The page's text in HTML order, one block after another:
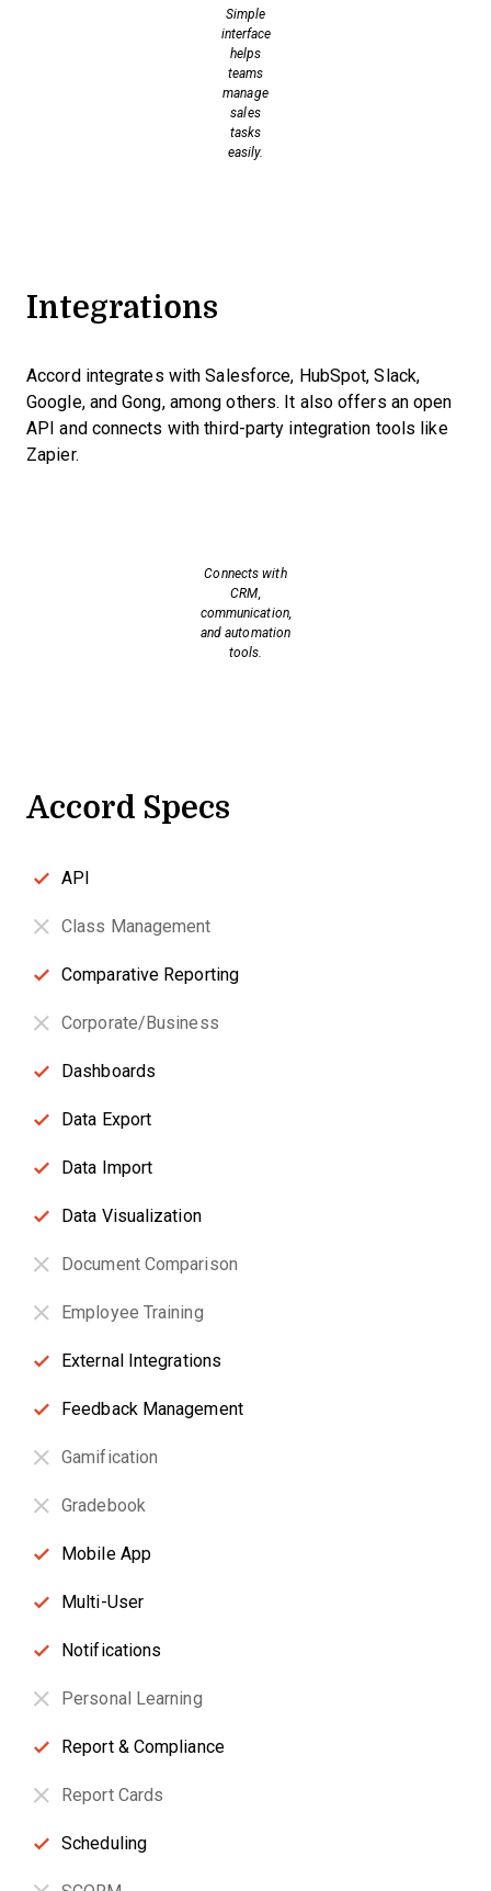
Simple
interface
helps
teams
manage
sales
tasks
easily.
Integrations
Accord integrates with Salesforce, HubSpot, Slack,
Google, and Gong, among others. It also offers an open
API and connects with third-party integration tools like
Zapier.
Connects with
CRM,
communication,
and automation
tools.
Accord Specs
API
Class Management
Comparative Reporting
Corporate/Business
Dashboards
Data Export
Data Import
Data Visualization
Document Comparison
Employee Training
External Integrations
Feedback Management
Gamification
Gradebook
Mobile App
Multi-User
Notifications
Personal Learning
Report & Compliance
Report Cards
Scheduling